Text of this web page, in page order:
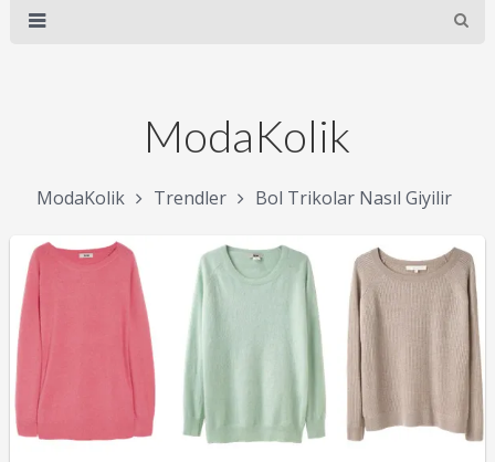
ModaKolik
ModaKolik Trendler Bol Trikolar Nasıl Giyilir